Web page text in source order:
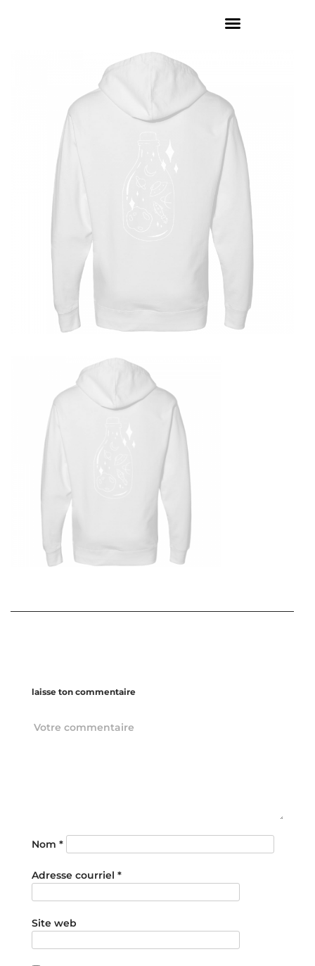
laisse ton commentaire
Nom *
Adresse courriel *
Site web